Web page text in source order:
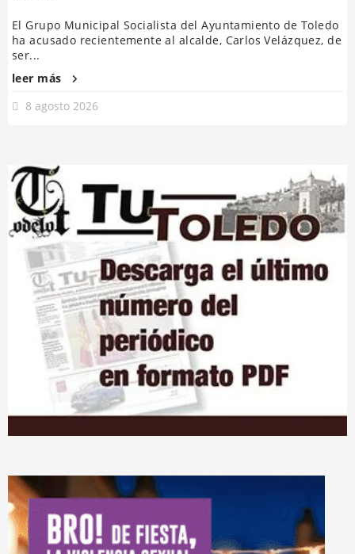
El Grupo Municipal Socialista del Ayuntamiento de Toledo
ha acusado recientemente al alcalde, Carlos Velázquez, de
ser...
leer más
8 agosto 2026